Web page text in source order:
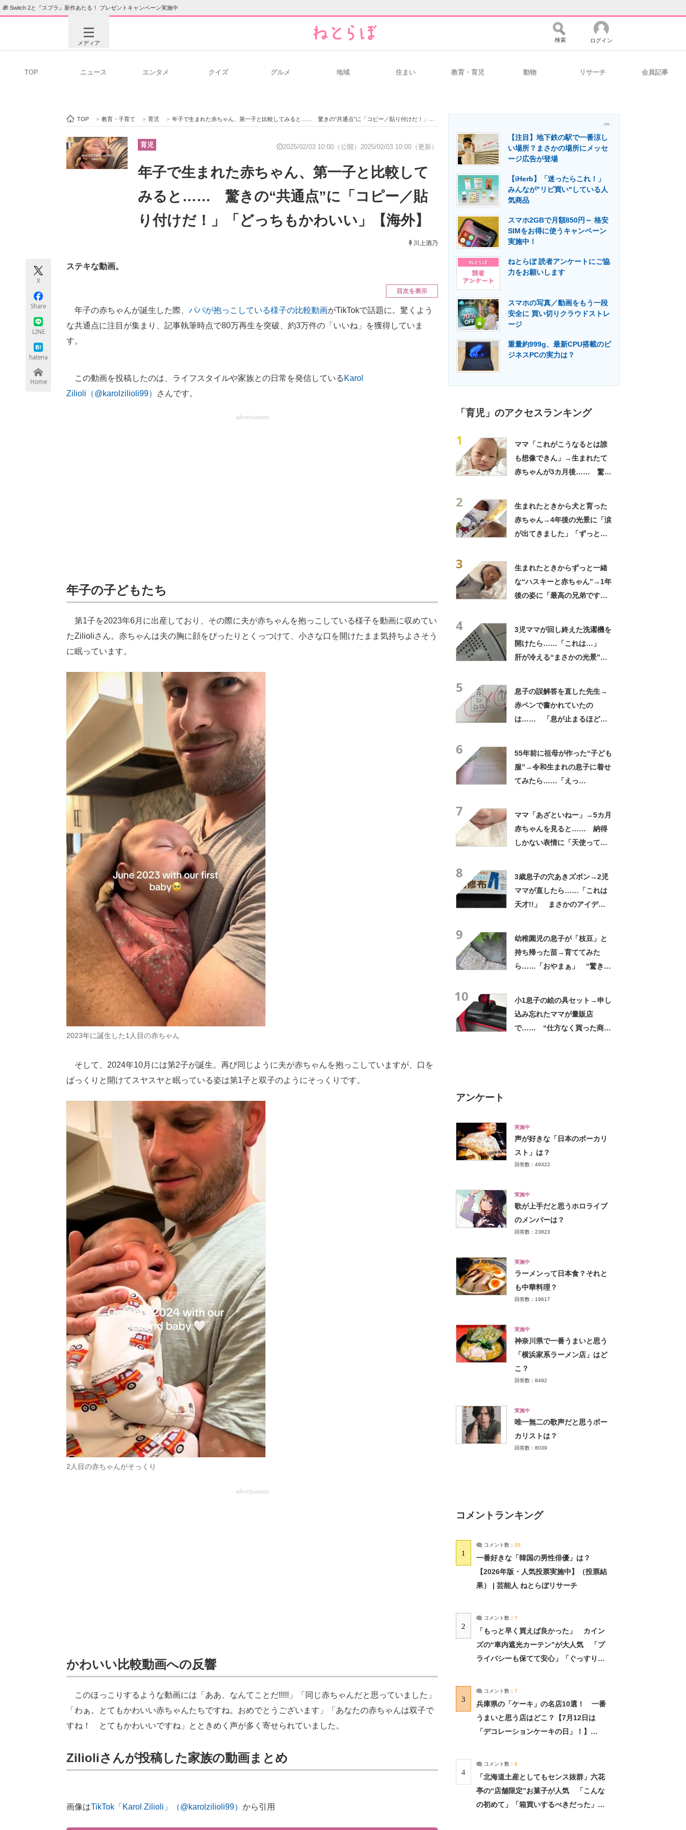
🎁 Switch 2と『スプラ』新作あたる！ プレゼントキャンペーン実施中
メディア
ビジネスと働き方のヒント 経営リーダーのコミュニティ マーケ×ITの今がよく分かる
IT製品の技術・比較・事例 製造業のIT導入・活用を支援
エネルギーの専門メディア 建設×テクノロジーの最前線
検索 ログイン
TOP ニュース エンタメ クイズ グルメ 地域 住まい 教育・育児 動物 リサーチ 会員記事
TOP > 教育・子育て > 育児 > 年子で生まれた赤ちゃん、第一子と比較してみると…… 驚きの“共通点”に「コピー／貼り付けだ！」「どっちもかわいい」【海外】
育児 2025/02/03 10:00（公開） 2025/02/03 10:00（更新）
年子で生まれた赤ちゃん、第一子と比較して
みると…… 驚きの“共通点”に「コピー／貼
り付けだ！」「どっちもかわいい」【海外】
川上酒乃
X
Share
LINE
hatena
Home
ステキな動画。
目次を表示
年子の赤ちゃんが誕生した際、 パパが抱っこしている様子の比較動画がTikTokで話題に。驚くよう
な共通点に注目が集まり、記事執筆時点で80万再生を突破、約3万件の「いいね」を獲得していま
す。
この動画を投稿したのは、ライフスタイルや家族との日常を発信している Karol
Zilioli（@karolzilioli99）
さんです。
advertisement
年子の子どもたち
第1子を2023年6月に出産しており、その際に夫が赤ちゃんを抱っこしている様子を動画に収めてい
たZilioliさん。赤ちゃんは夫の胸に顔をぴったりとくっつけて、小さな口を開けたまま気持ちよさそう
に眠っています。
2023年に誕生した1人目の赤ちゃん
そして、2024年10月には第2子が誕生。再び同じように夫が赤ちゃんを抱っこしていますが、口を
ぱっくりと開けてスヤスヤと眠っている姿は第1子と双子のようにそっくりです。
2人目の赤ちゃんがそっくり
advertisement
かわいい比較動画への反響
このほっこりするような動画には「ああ、なんてことだ!!!!!」「同じ赤ちゃんだと思っていました」
「わぁ。とてもかわいい赤ちゃんたちですね。おめでとうございます」「あなたの赤ちゃんは双子で
すね！ とてもかわいいですね」とときめく声が多く寄せられていました。
Zilioliさんが投稿した家族の動画まとめ
画像はTikTok「Karol Zilioli」（@karolzilioli99） から引用
- PR -
【注目】地下鉄の駅で一番涼し
い場所？まさかの場所にメッセ
ージ広告が登場
【iHerb】「迷ったらこれ！」
みんなが"リピ買い"している人
気商品
スマホ2GBで月額850円～ 格安
SIMをお得に使うキャンペーン
実施中！
ねとらぼ 読者アンケートにご協
力をお願いします
スマホの写真／動画をもう一段
安全に 買い切りクラウドストレ
ージ
重量約999g、最新CPU搭載のビ
ジネスPCの実力は？
「育児」のアクセスランキング
1
ママ「これがこうなるとは誰
も想像できん」→生まれたて
赤ちゃんが3カ月後…… 驚き
2
生まれたときから犬と育った
赤ちゃん→4年後の光景に「涙
が出てきました」「ずっと見
3
生まれたときからずっと一緒
な“ハスキーと赤ちゃん”→1年
後の姿に「最高の兄弟です
4
3児ママが回し終えた洗濯機を
開けたら……「これは…」
肝が冷える“まさかの光景”に
5
息子の誤解答を直した先生→
赤ペンで書かれていたの
は…… 「息が止まるほど笑
6
55年前に祖母が作った“子ども
服”→令和生まれの息子に着せ
てみたら……「えっ
7
ママ「あざといねー」→5カ月
赤ちゃんを見ると…… 納得
しかない表情に「天使ってい
8
3歳息子の穴あきズボン→2児
ママが直したら……「これは
天才!!」 まさかのアイデア
9
幼稚園児の息子が「枝豆」と
持ち帰った苗→育ててみた
ら……「おやまぁ」 “驚きの
10
小1息子の絵の具セット→申し
込み忘れたママが量販店
で…… “仕方なく買った商
アンケート
実施中
声が好きな「日本のボーカリ
スト」は？
回答数：49322
実施中
歌が上手だと思うホロライブ
のメンバーは？
回答数：23823
実施中
ラーメンって日本食？それと
も中華料理？
回答数：19617
実施中
神奈川県で一番うまいと思う
「横浜家系ラーメン店」はど
こ？
回答数：8492
実施中
唯一無二の歌声だと思うボー
カリストは？
回答数：8039
コメントランキング
1
コメント数： 20
一番好きな「韓国の男性俳優」は？
【2026年版・人気投票実施中】（投票結
果） | 芸能人 ねとらぼリサーチ
2
コメント数： 7
「もっと早く買えば良かった」 カイン
ズの“車内遮光カーテン”が大人気 「プ
ライバシーも保てて安心」「ぐっすり眠
3
コメント数： 7
兵庫県の「ケーキ」の名店10選！ 一番
うまいと思う店はどこ？【7月12日は
「デコレーションケーキの日」！】
4
コメント数： 5
「北海道土産としてもセンス抜群」六花
亭の“店舗限定”お菓子が人気 「こんな
の初めて」「箱買いするべきだった」